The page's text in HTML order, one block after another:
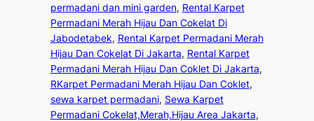
permadani dan mini garden, Rental Karpet
Permadani Merah Hijau Dan Cokelat Di
Jabodetabek, Rental Karpet Permadani Merah
Hijau Dan Cokelat Di Jakarta, Rental Karpet
Permadani Merah Hijau Dan Coklet Di Jakarta
RKarpet Permadani Merah Hijau Dan Coklet
sewa karpet permadani, Sewa Karpet
Permadani Cokelat,Merah,Hijau Area Jakarta